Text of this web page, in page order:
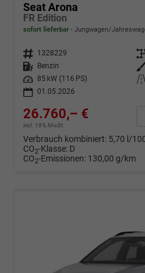
Seat Arona
FR Edition
sofort lieferbar Jungwagen/
Fahrzeugnr. 1328229
Kraftstoff
Benzin Außenfarbe
Leistung
85 kW (116 PS) Kilometerstand
01.05.2026
26.760,– €
incl. 19% MwSt.
Verbrauch kombiniert: 5,70 l/
CO2-Klasse: D
CO2-Emissionen: 130,00 g/km